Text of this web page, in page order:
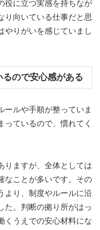
役に立つ実感を持ちなが
り向いている仕事だと思
やりがいを感じていまし
ので安心感がある
ールや手順が整っていま
ているので、慣れてく
りますが、全体としては
なことが多いです。その
より、制度やルールに沿
た。判断の拠り所がはっ
くうえでの安心材料にな